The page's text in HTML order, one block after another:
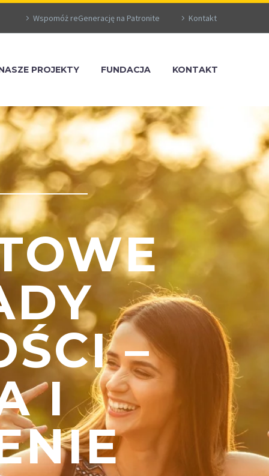
Wspomóż reGenerację na Patronite Kontakt
PROJEKTY FUNDACJA KONTAKT
–
I